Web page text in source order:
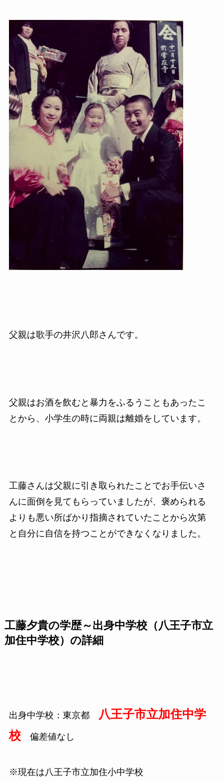
父親は歌手の井沢八郎さんです。
父親はお酒を飲むと暴力をふるうこともあったこ
とから、小学生の時に両親は離婚をしています。
工藤さんは父親に引き取られたことでお手伝いさ
んに面倒を見てもらっていましたが、褒められる
よりも悪い所ばかり指摘されていたことから次第
と自分に自信を持つことができなくなりました。
工藤夕貴の学歴～出身中学校（八王子市立
加住中学校）の詳細
出身中学校：東京都
八王子市立加住中学
校偏差値なし
※現在は八王子市立加住小中学校